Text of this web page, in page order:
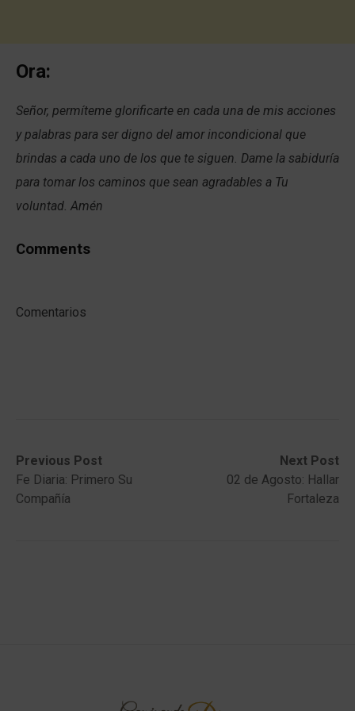
Ora:
Señor, permíteme glorificarte en cada una de mis acciones
y palabras para ser digno del amor incondicional que
brindas a cada uno de los que te siguen. Dame la sabiduría
para tomar los caminos que sean agradables a Tu
voluntad. Amén
Comments
Comentarios
Post
navigation
Previous Post
Previous
post:Fe Diaria: Primero Su
Compañía
Next Post
Next
post:
02 de Agosto: Hallar
Fortaleza